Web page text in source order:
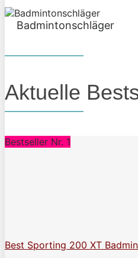
Badmintonschläger
Aktuelle
Bestseller Nr. 1
Best Sporting 200 XT